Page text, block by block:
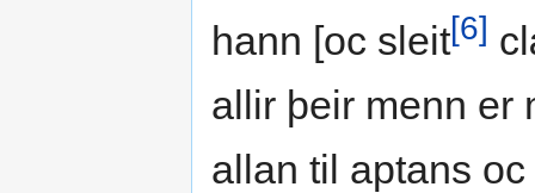
hann [oc sleit[6]
allir þeir menn er
allan til aptans